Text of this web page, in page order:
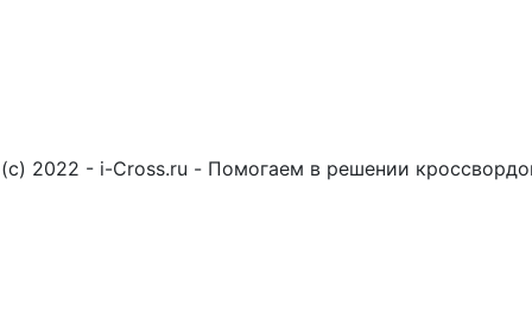
(c) 2022 - i-Cross.ru - Помогаем в решении